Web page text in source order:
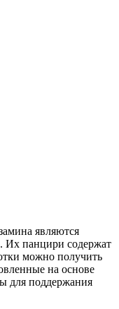
являются
Их панцири содержат
можно получить
на основе
для поддержания